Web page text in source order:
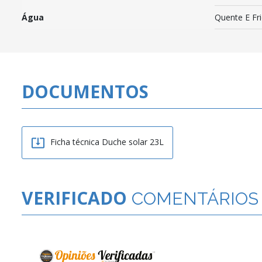
Água Quente E
DOCUMENTOS
 Ficha técnica Duche solar 23L
VERIFICADO COMENTÁRIOS